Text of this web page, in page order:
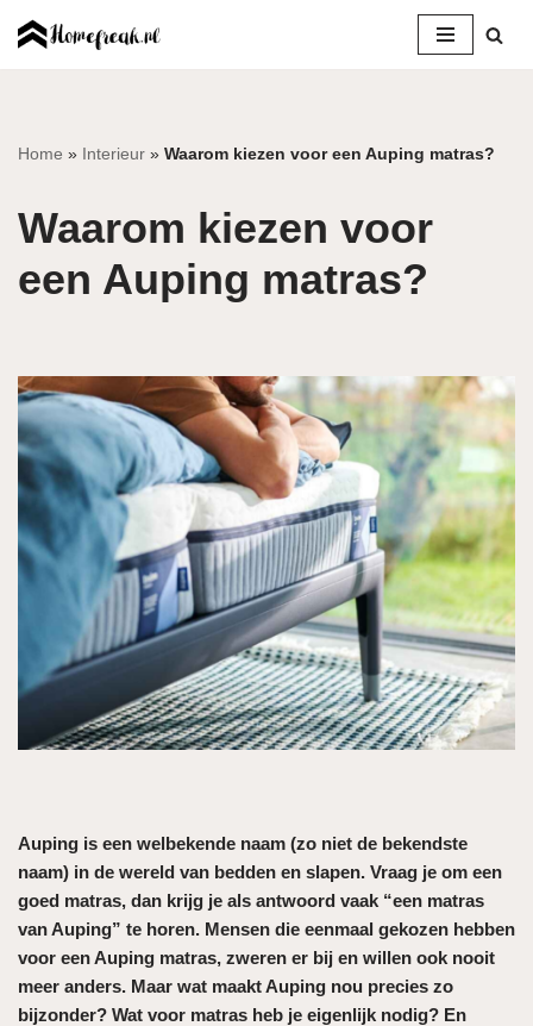
inhoud
Home » Interieur » Waarom kiezen voor een Auping matras?
Waarom kiezen voor
een Auping matras?
Auping is een welbekende naam (zo niet de bekendste
naam) in de wereld van bedden en slapen. Vraag je om een
goed matras, dan krijg je als antwoord vaak “een matras
van Auping” te horen. Mensen die eenmaal gekozen hebben
voor een Auping matras, zweren er bij en willen ook nooit
meer anders. Maar wat maakt Auping nou precies zo
bijzonder? Wat voor matras heb je eigenlijk nodig? En